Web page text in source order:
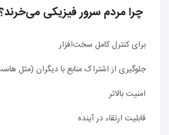
چرا مردم سرور فیزیکی
برای کنترل کامل سخت‌افزار
جلوگیری از اشتراک منابع با دیگران (مثل
امنیت بالاتر
قابلیت ارتقاء در آینده